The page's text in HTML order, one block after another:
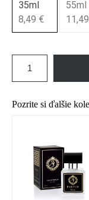
35ml
8,49 €
55ml
Pozrite si ďalšie